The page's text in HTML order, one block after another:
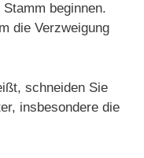
beginnen.
die Verzweigung
schneiden Sie
insbesondere die